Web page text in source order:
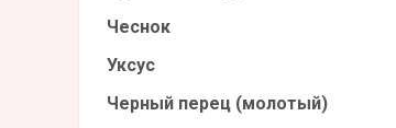
Чеснок
Уксус
Черный перец (молотый)